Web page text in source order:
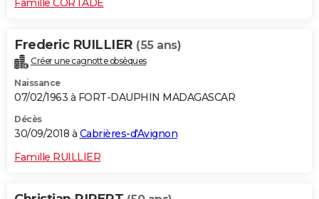
Famille CORTADE
Frederic RUILLIER (55 ans)
Créer une cagnotte obsèques
Naissance
07/02/1963 à FORT-DAUPHIN MADAGASCAR
Décès
30/09/2018 à Cabrières-d'Avignon
Famille RUILLIER